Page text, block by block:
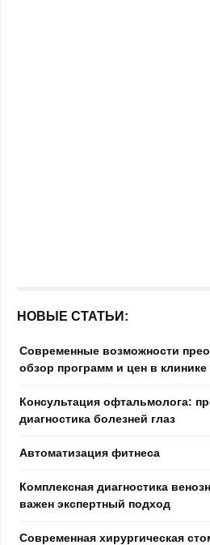
НОВЫЕ СТАТЬИ:
Современные возможности
обзор программ и цен в
Консультация офтальмолога:
диагностика болезней глаз
Автоматизация фитнеса
Комплексная диагностика
важен экспертный подход
Современная хирургическая